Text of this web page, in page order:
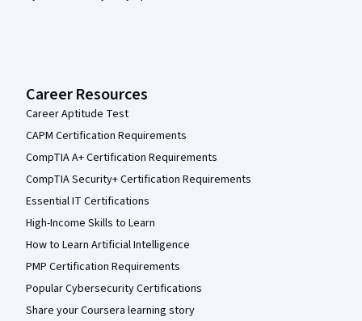
Career Resources
Career Aptitude Test
CAPM Certification Requirements
CompTIA A+ Certification Requirements
CompTIA Security+ Certification Requirements
Essential IT Certifications
High-Income Skills to Learn
How to Learn Artificial Intelligence
PMP Certification Requirements
Popular Cybersecurity Certifications
Share your Coursera learning story